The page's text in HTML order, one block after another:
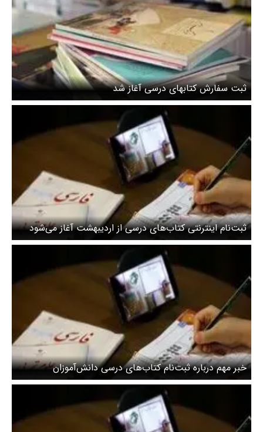
ثبت سفارش کتابهای درسی آغاز شد
ثبت‌نام اینترنتی کتاب‌های درسی از اردیبهشت آغاز می‌شود
خبر مهم درباره ثبت‌نام کتاب‌های درسی دانش‌آموزان